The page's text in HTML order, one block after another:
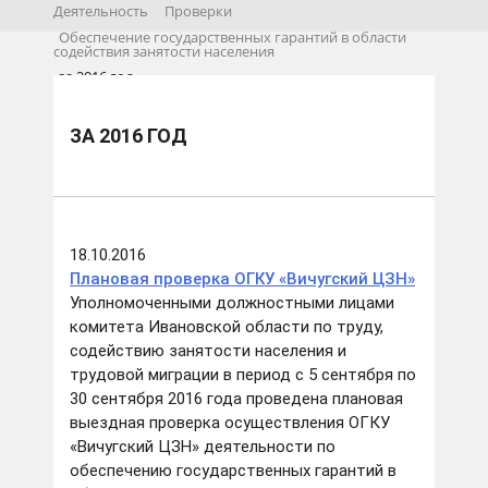
Деятельность
Проверки
Обеспечение государственных гарантий в области
содействия занятости населения
за 2016 год
ЗА 2016 ГОД
18.10.2016
Плановая проверка ОГКУ «Вичугский ЦЗН»
Уполномоченными должностными лицами
комитета Ивановской области по труду,
содействию занятости населения и
трудовой миграции в период с 5 сентября по
30 сентября 2016 года проведена плановая
выездная проверка осуществления ОГКУ
«Вичугский ЦЗН» деятельности по
обеспечению государственных гарантий в